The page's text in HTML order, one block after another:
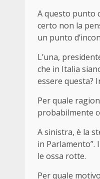
A questo punto
certo non la
un punto
L’una,
che in Italia
essere questa?
Per quale
probabilmente
A sinistra, è la
in Parlamento”.
le ossa rotte.
Per quale